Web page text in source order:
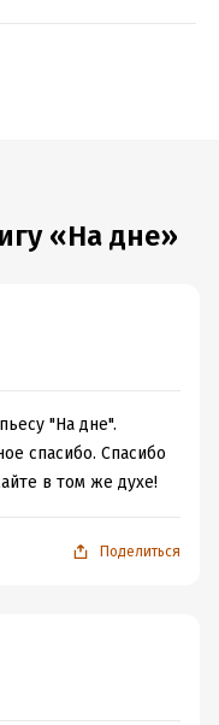
«На дне»
"На дне".
спасибо. Спасибо
в том же духе!
Поделиться